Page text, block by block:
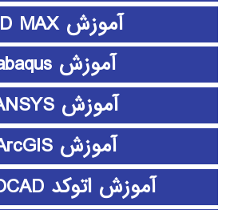
آموزش 3D MAX
آموزش abaqus
آموزش ANSYS
آموزش ArcGIS
آموزش اتوکد AUTOCAD